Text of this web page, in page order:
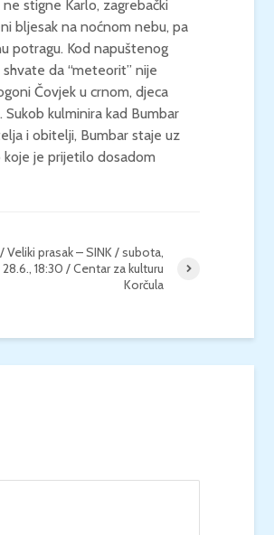
stigne Karlo, zagrebački
bljesak na noćnom nebu, pa
potragu. Kod napuštenog
da “meteorit” nije
Čovjek u crnom, djeca
kulminira kad Bumbar
i obitelji, Bumbar staje uz
koje je prijetilo dosadom
Veliki prasak – SINK / subota,
28.6., 18:30 / Centar za kulturu
Korčula
KLASIČNE
/ Marin Limić i
/
25.8., 21:00 /
vijećnice
KINO / ICE CREAM